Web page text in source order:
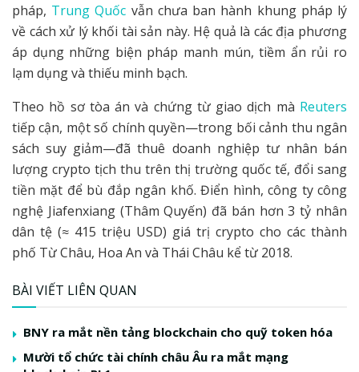
pháp, Trung Quốc vẫn chưa ban hành khung pháp lý
về cách xử lý khối tài sản này. Hệ quả là các địa phương
áp dụng những biện pháp manh mún, tiềm ẩn rủi ro
lạm dụng và thiếu minh bạch.
Theo hồ sơ tòa án và chứng từ giao dịch mà Reuters
tiếp cận, một số chính quyền—trong bối cảnh thu ngân
sách suy giảm—đã thuê doanh nghiệp tư nhân bán
lượng crypto tịch thu trên thị trường quốc tế, đổi sang
tiền mặt để bù đắp ngân khố. Điển hình, công ty công
nghệ Jiafenxiang (Thâm Quyến) đã bán hơn 3 tỷ nhân
dân tệ (≈ 415 triệu USD) giá trị crypto cho các thành
phố Từ Châu, Hoa An và Thái Châu kể từ 2018.
BÀI VIẾT LIÊN QUAN
BNY ra mắt nền tảng blockchain cho quỹ token hóa
Mười tổ chức tài chính châu Âu ra mắt mạng